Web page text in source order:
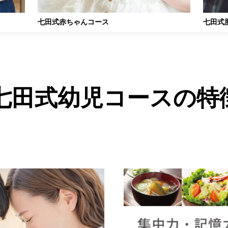
七田式赤ちゃんコース 七田式
田式幼児コースの特